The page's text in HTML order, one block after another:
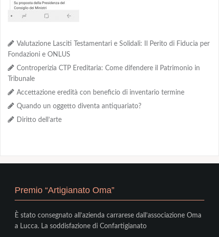
Valutazione Lasciti Testamentari e Solidali: Il Perito di Fiducia per
Fondazioni e ONLUS
Controperizia CTP Ereditaria: Come difendere il Patrimonio in
Tribunale
Accettazione eredità con beneficio di inventario termine
Quando un oggetto diventa antiquariato?
Diritto dell’arte
Premio “Artigianato Oma”
È stato consegnato all’azienda carrarese dall’associazione Oma
a Lucca. La soddisfazione di Confartigianato